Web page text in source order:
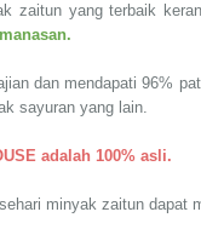
zaitun yang terbaik
dan mendapati 96%
sayuran yang lain.
adalah 100% asli.
minyak zaitun